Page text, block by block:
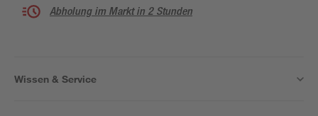
Abholung im Markt in 2 Stunden
Wissen & Service